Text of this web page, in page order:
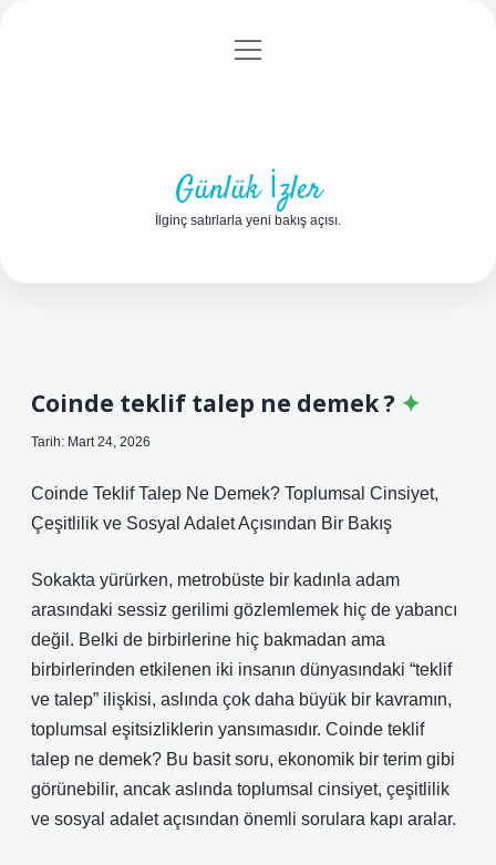
Gizlilik Politikası
menüyü
Günlük İzler
İlginç satırlarla yeni bakış açısı.
Coinde teklif talep ne demek ?
Tarih: Mart 24, 2026
Coinde Teklif Talep Ne Demek? Toplumsal Cinsiyet,
Çeşitlilik ve Sosyal Adalet Açısından Bir Bakış
Sokakta yürürken, metrobüste bir kadınla adam
arasındaki sessiz gerilimi gözlemlemek hiç de yabancı
değil. Belki de birbirlerine hiç bakmadan ama
birbirlerinden etkilenen iki insanın dünyasındaki “teklif
ve talep” ilişkisi, aslında çok daha büyük bir kavramın,
toplumsal eşitsizliklerin yansımasıdır. Coinde teklif
talep ne demek? Bu basit soru, ekonomik bir terim gibi
görünebilir, ancak aslında toplumsal cinsiyet, çeşitlilik
ve sosyal adalet açısından önemli sorulara kapı aralar.